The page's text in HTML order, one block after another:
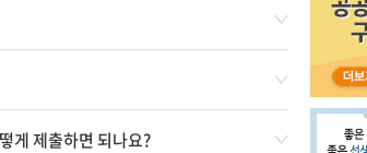
게 제출하면 되나요?